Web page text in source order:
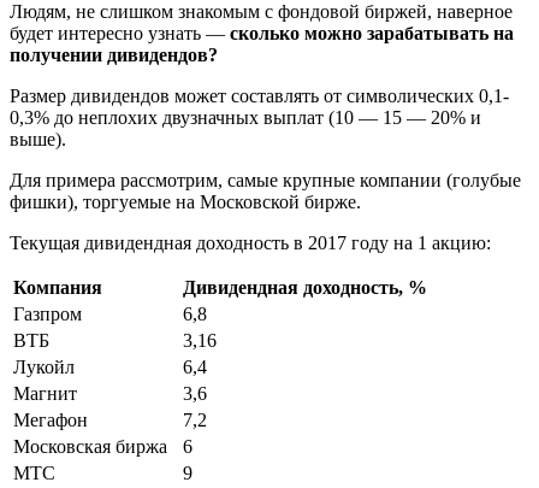
Людям, не слишком знакомым с фондовой биржей, наверное
будет интересно узнать — сколько можно зарабатывать на
получении дивидендов?
Размер дивидендов может составлять от символических 0,1-
0,3% до неплохих двузначных выплат (10 — 15 — 20% и
выше).
Для примера рассмотрим, самые крупные компании (голубые
фишки), торгуемые на Московской бирже.
Текущая дивидендная доходность в 2017 году на 1 акцию:
Компания
Дивидендная доходность, %
Газпром
6,8
ВТБ
3,16
Лукойл
6,4
Магнит
3,6
Мегафон
7,2
Московская биржа
6
МТС
9